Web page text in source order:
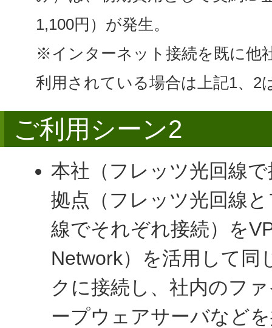
1,100円） が発生。
※インターネット接続を既に他
利用されている場合は上記1、2
ご利用シーン2
本社（フレッツ光回線
拠点（フレッツ光回線
線でそれぞれ接続）を
Network）を活用して同
クに接続し、社内のフ
ープウェアサーバなど